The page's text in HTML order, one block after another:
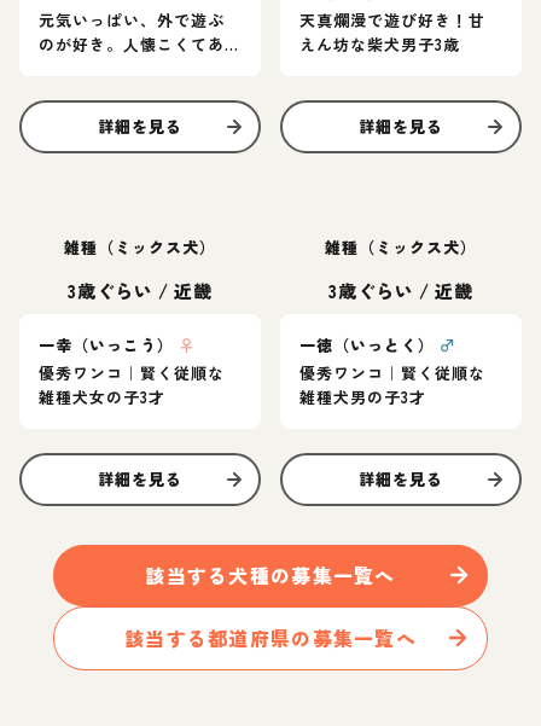
元気いっぱい、外で遊ぶ
のが好き。人懐こくてあ
詳細を見る
天真爛漫で遊び好き！甘
えん坊な柴犬男子3歳
詳細を見る
雑種（ミックス犬）
3歳ぐらい /近畿
一幸（いっこう）
♀
優秀ワンコ｜賢く従順な
雑種犬女の子3才
詳細を見る
雑種（ミックス犬）
3歳ぐらい /近畿
一徳（いっとく）
♂
優秀ワンコ｜賢く従順な
雑種犬男の子3才
詳細を見る
該当する犬種の募集一覧へ
該当する都道府県の募集一覧へ